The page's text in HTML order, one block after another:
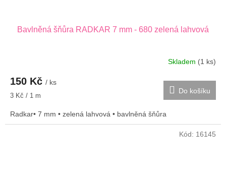
Bavlněná šňůra RADKAR 7 mm - 680 zelená lahvová
Skladem (1 ks)
150 Kč / ks
Měrná
3 Kč / 1 m
Do košíku
Radkar• 7 mm • zelená lahvová • bavlněná šňůra
Kód: 16145